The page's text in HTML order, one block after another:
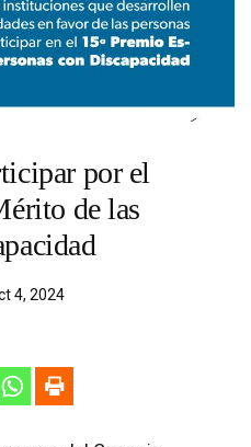
por el
de las
4, 2024